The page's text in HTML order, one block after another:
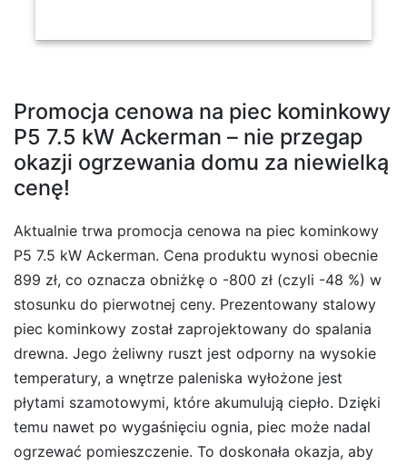
Promocja cenowa na piec kominkowy
P5 7.5 kW Ackerman – nie przegap
okazji ogrzewania domu za niewielką
cenę!
Aktualnie trwa promocja cenowa na piec kominkowy
P5 7.5 kW Ackerman. Cena produktu wynosi obecnie
899 zł, co oznacza obniżkę o -800 zł (czyli -48 %) w
stosunku do pierwotnej ceny. Prezentowany stalowy
piec kominkowy został zaprojektowany do spalania
drewna. Jego żeliwny ruszt jest odporny na wysokie
temperatury, a wnętrze paleniska wyłożone jest
płytami szamotowymi, które akumulują ciepło. Dzięki
temu nawet po wygaśnięciu ognia, piec może nadal
ogrzewać pomieszczenie. To doskonała okazja, aby